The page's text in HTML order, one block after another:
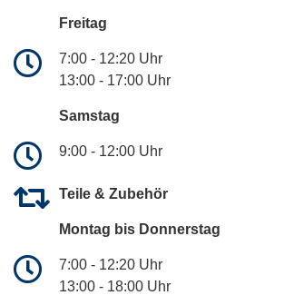
Freitag
7:00 - 12:20 Uhr
13:00 - 17:00 Uhr
Samstag
9:00 - 12:00 Uhr
Teile & Zubehör
Montag bis Donnerstag
7:00 - 12:20 Uhr
13:00 - 18:00 Uhr